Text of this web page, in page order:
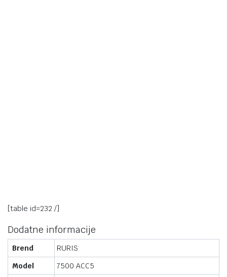
[table id=232 /]
Dodatne informacije
Brend
RURIS
Model
7500 ACC5